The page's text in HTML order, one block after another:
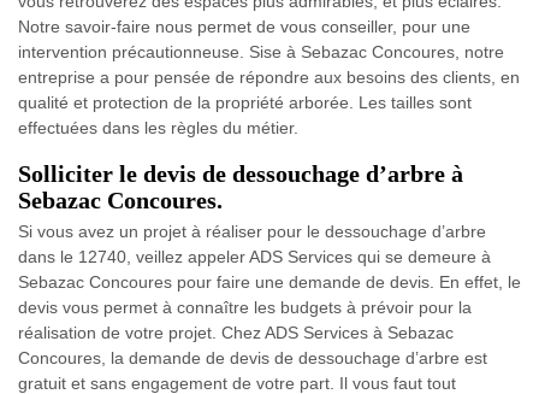
Notre savoir-faire nous permet de vous conseiller, pour une
intervention précautionneuse. Sise à Sebazac Concoures, notre
entreprise a pour pensée de répondre aux besoins des clients, en
qualité et protection de la propriété arborée. Les tailles sont
effectuées dans les règles du métier.
Solliciter le devis de dessouchage d’arbre à
Sebazac Concoures.
Si vous avez un projet à réaliser pour le dessouchage d’arbre
dans le 12740, veillez appeler ADS Services qui se demeure à
Sebazac Concoures pour faire une demande de devis. En effet, le
devis vous permet à connaître les budgets à prévoir pour la
réalisation de votre projet. Chez ADS Services à Sebazac
Concoures, la demande de devis de dessouchage d’arbre est
gratuit et sans engagement de votre part. Il vous faut tout